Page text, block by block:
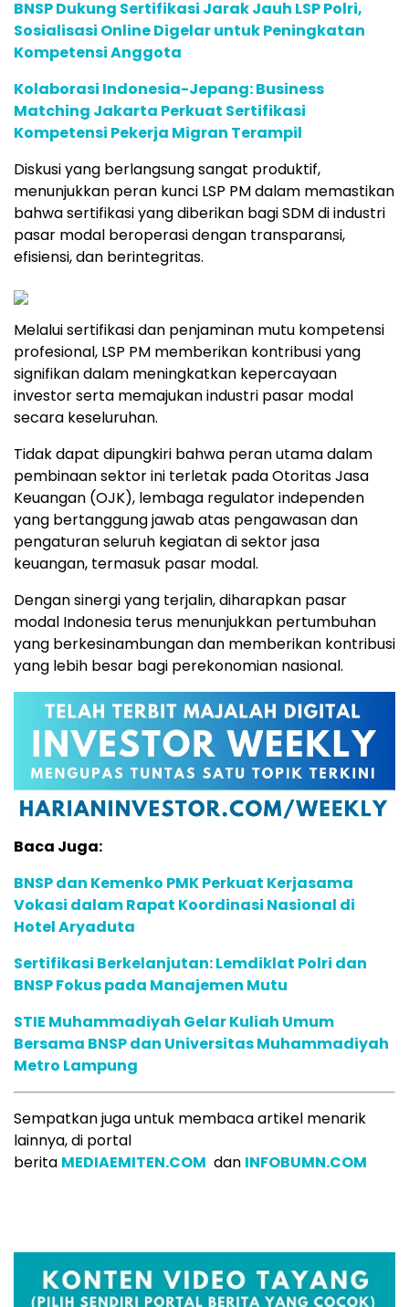
BNSP Dukung Sertifikasi Jarak Jauh LSP Polri,
Sosialisasi Online Digelar untuk Peningkatan
Kompetensi Anggota
Kolaborasi Indonesia-Jepang: Business
Matching Jakarta Perkuat Sertifikasi
Kompetensi Pekerja Migran Terampil
Diskusi yang berlangsung sangat produktif,
menunjukkan peran kunci LSP PM dalam memastikan
bahwa sertifikasi yang diberikan bagi SDM di industri
pasar modal beroperasi dengan transparansi,
efisiensi, dan berintegritas.
Melalui sertifikasi dan penjaminan mutu kompetensi
profesional, LSP PM memberikan kontribusi yang
signifikan dalam meningkatkan kepercayaan
investor serta memajukan industri pasar modal
secara keseluruhan.
Tidak dapat dipungkiri bahwa peran utama dalam
pembinaan sektor ini terletak pada Otoritas Jasa
Keuangan (OJK), lembaga regulator independen
yang bertanggung jawab atas pengawasan dan
pengaturan seluruh kegiatan di sektor jasa
keuangan, termasuk pasar modal.
Dengan sinergi yang terjalin, diharapkan pasar
modal Indonesia terus menunjukkan pertumbuhan
yang berkesinambungan dan memberikan kontribusi
yang lebih besar bagi perekonomian nasional.
Baca Juga:
BNSP dan Kemenko PMK Perkuat Kerjasama
Vokasi dalam Rapat Koordinasi Nasional di
Hotel Aryaduta
Sertifikasi Berkelanjutan: Lemdiklat Polri dan
BNSP Fokus pada Manajemen Mutu
STIE Muhammadiyah Gelar Kuliah Umum
Bersama BNSP dan Universitas Muhammadiyah
Metro Lampung
Sempatkan juga untuk membaca artikel menarik
lainnya, di portal
berita MEDIAEMITEN.COM dan INFOBUMN.COM